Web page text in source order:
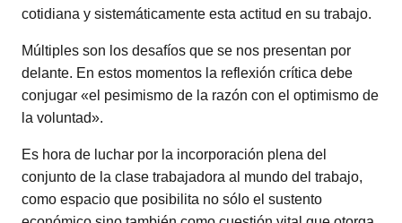
cotidiana y sistemáticamente esta actitud en su trabajo.
Múltiples son los desafíos que se nos presentan por
delante. En estos momentos la reflexión crítica debe
conjugar «el pesimismo de la razón con el optimismo de
la voluntad».
Es hora de luchar por la incorporación plena del
conjunto de la clase trabajadora al mundo del trabajo,
como espacio que posibilita no sólo el sustento